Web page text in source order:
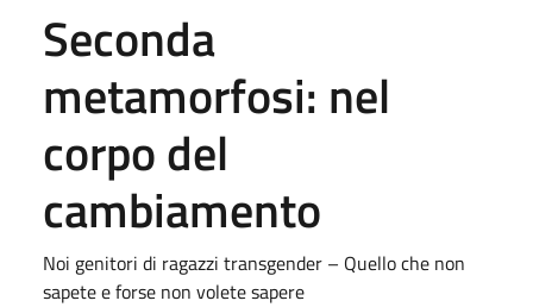
Seconda
metamorfosi: nel
corpo del
cambiamento
Noi genitori di ragazzi transgender – Quello che non
sapete e forse non volete sapere